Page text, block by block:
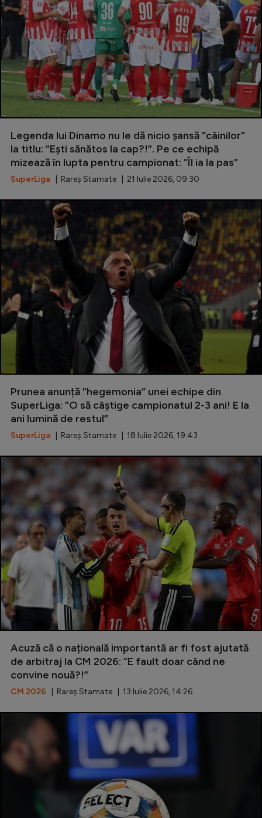
Champions League
Europa League
Conference League
CM 2026
Premier League
LaLiga
Serie A
Bundesliga
Ligue 1
Campionate
Starurile fotbalului
EURO 2024
Stranieri
Clasamente
Tenis
Handbal
Natație
Formula 1
Gimnastică
Auto
Rugby
Ciclism
Alte sporturi
JO 2024
JO 2026
Intră în cont
Creează cont
Legenda lui Dinamo nu le dă nicio șansă ”câinilor”
la titlu: ”Ești sănătos la cap?!”. Pe ce echipă
mizează în lupta pentru campionat: ”Îl ia la pas”
SuperLiga | Rareș Stamate | 21 Iulie 2026, 09:30
Prunea anunță ”hegemonia” unei echipe din
SuperLiga: ”O să câștige campionatul 2-3 ani! E la
ani lumină de restul”
SuperLiga | Rareș Stamate | 18 Iulie 2026, 19:43
Acuză că o națională importantă ar fi fost ajutată
de arbitraj la CM 2026: ”E fault doar când ne
convine nouă?!”
CM 2026 | Rareș Stamate | 13 Iulie 2026, 14:26